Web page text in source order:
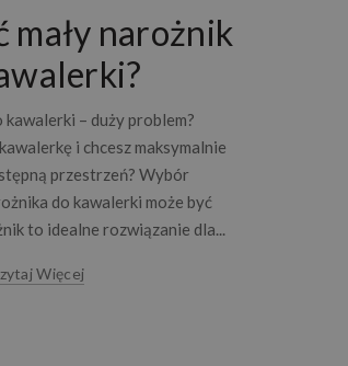
mały narożnik
kawalerki – duży problem?
i chcesz maksymalnie
przestrzeń? Wybór
do kawalerki może być
to idealne rozwiązanie dla...
Więcej